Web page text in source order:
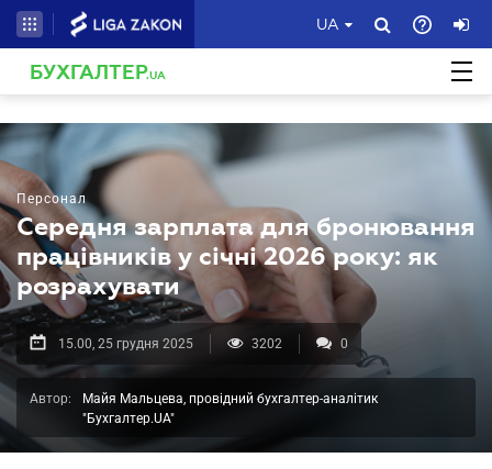
UA
БУХГАЛТЕР.UA
Персонал
Середня зарплата для бронювання
працівників у січні 2026 року: як
розрахувати
15.00, 25 грудня 2025 3202 0
Автор:
Майя Мальцева, провідний бухгалтер-аналітик
"Бухгалтер.UA"